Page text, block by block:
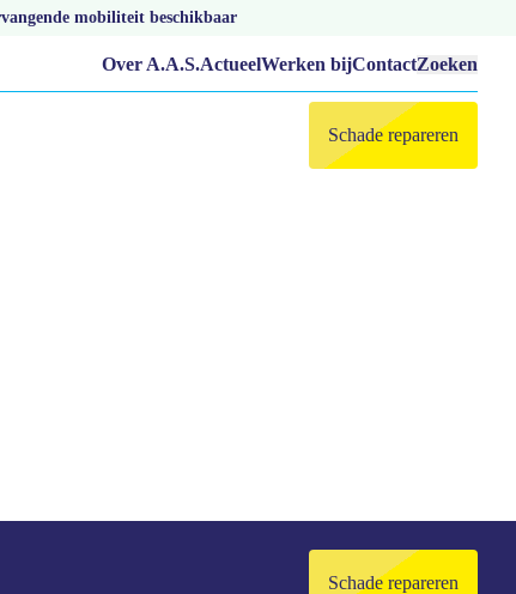
mobiliteit beschikbaar
Over A.A.S.ActueelWerken bijContactZoeken
Schade repareren
Schade repareren